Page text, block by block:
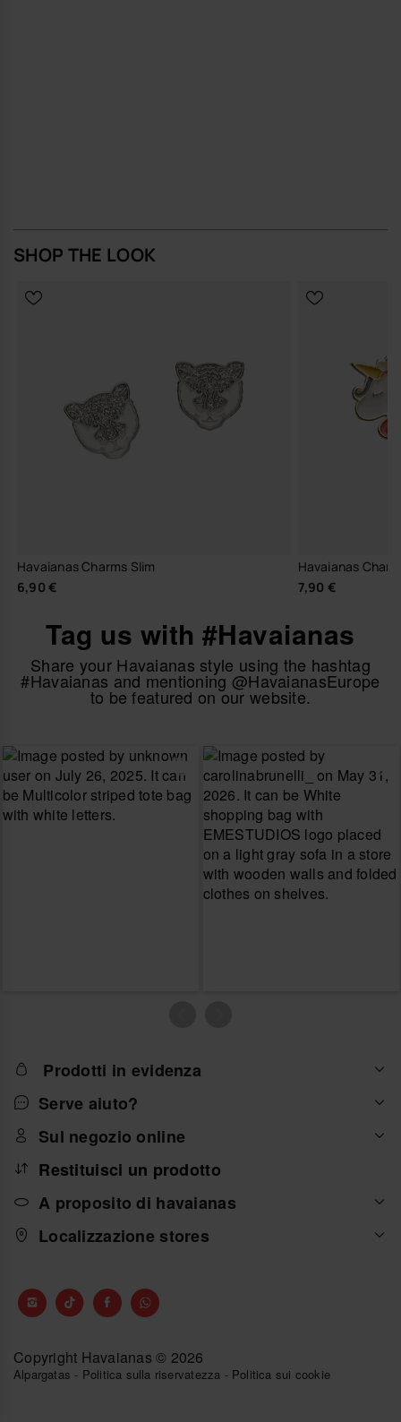
SHOP THE LOOK
Havaianas Charms Slim
6,90 €
Havaianas
7,90 €
Tag us with #Havaianas
Share your Havaianas style using the hashtag
#Havaianas and mentioning @HavaianasEurope
to be featured on our website.
Prodotti in evidenza
Serve aiuto?
Sul negozio online
Restituisci un prodotto
A proposito di havaianas
Localizzazione stores
Copyright Havaianas © 2026
Alpargatas - Politica sulla riservatezza - Politica sui cookie